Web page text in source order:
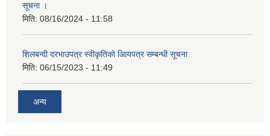
सूचना ।
मिति: 08/16/2024 - 11:58
शिलबन्दी दरभाउपत्र स्वीकृतिको आियपत्र सम्बन्धी सूचना
मिति: 06/15/2023 - 11:49
अन्य